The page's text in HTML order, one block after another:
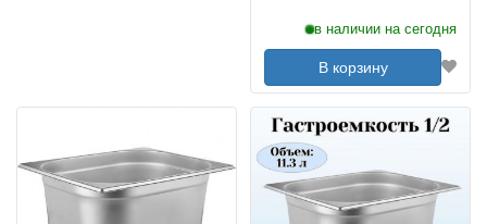
в наличии на сегодня
В корзину